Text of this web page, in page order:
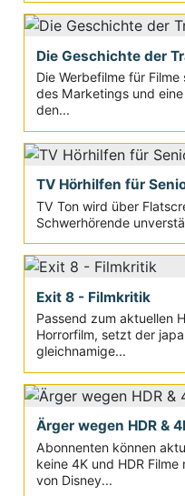
Die Geschichte der
Die Werbefilme für
des Marketings und
den...
TV Hörhilfen für
TV Ton wird über
Schwerhörende
Exit 8 - Filmkritik
Passend zum aktuellen
Horrorfilm, setzt der
gleichnamige...
Ärger wegen HDR &
Abonnenten können
keine 4K und HDR
von Disney...